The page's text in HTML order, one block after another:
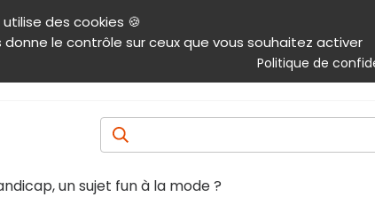
des cookies 🍪
donne le contrôle sur ceux que vous souhaitez activer
Politique de
et accessibilité Menu principal
Produits & services Emploi
un sujet fun à la mode ?